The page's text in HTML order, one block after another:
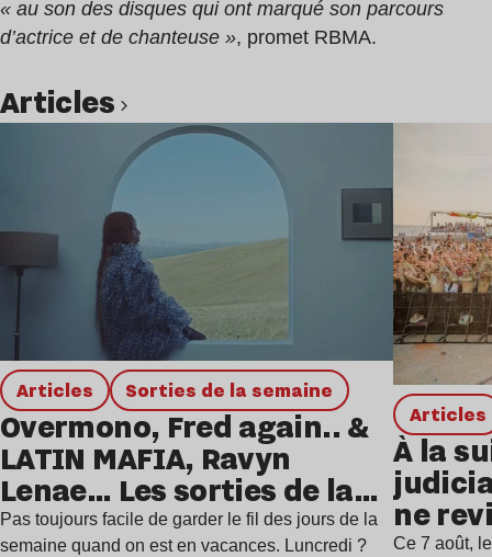
« au son des disques qui ont marqué son parcours
d’actrice et de chanteuse », promet RBMA.
Articles
Articles Sorties de la semaine
Overmono, Fred again.. &
LATIN MAFIA, Ravyn
Lenae… Les sorties de la
semaine
Pas toujours facile de garder le fil des jours de la
semaine quand on est en vacances. Luncredi ?
Articles
À la
ne
Ce 7 août,